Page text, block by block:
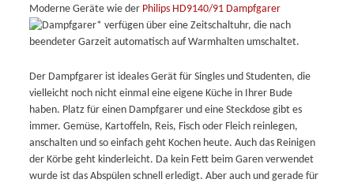
Moderne Geräte wie der Philips HD9140/91 Dampfgarer
* verfügen über eine Zeitschaltuhr, die nach
beendeter Garzeit automatisch auf Warmhalten umschaltet.
Der Dampfgarer ist ideales Gerät für Singles und Studenten, die
vielleicht noch nicht einmal eine eigene Küche in Ihrer Bude
haben. Platz für einen Dampfgarer und eine Steckdose gibt es
immer. Gemüse, Kartoffeln, Reis, Fisch oder Fleich reinlegen,
anschalten und so einfach geht Kochen heute. Auch das Reinigen
der Körbe geht kinderleicht. Da kein Fett beim Garen verwendet
wurde ist das Abspülen schnell erledigt. Aber auch und gerade für